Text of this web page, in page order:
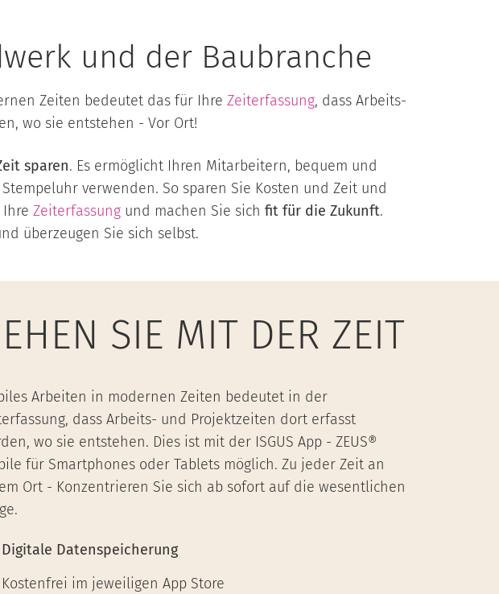
und der Baubranche
Zeiten bedeutet das für Ihre Zeiterfassung, dass Arbeits-
wo sie entstehen - Vor Ort!
sparen. Es ermöglicht Ihren Mitarbeitern, bequem und
verwenden. So sparen Sie Kosten und Zeit und
Zeiterfassung und machen Sie sich fit für die Zukunft.
überzeugen Sie sich selbst.
SIE MIT DER ZEIT
Arbeiten in modernen Zeiten bedeutet in der
dass Arbeits- und Projektzeiten dort erfasst
wo sie entstehen. Dies ist mit der ISGUS App - ZEUS®
für Smartphones oder Tablets möglich. Zu jeder Zeit an
Ort - Konzentrieren Sie sich ab sofort auf die wesentlichen
Digitale Datenspeicherung
Kostenfrei im jeweiligen App Store